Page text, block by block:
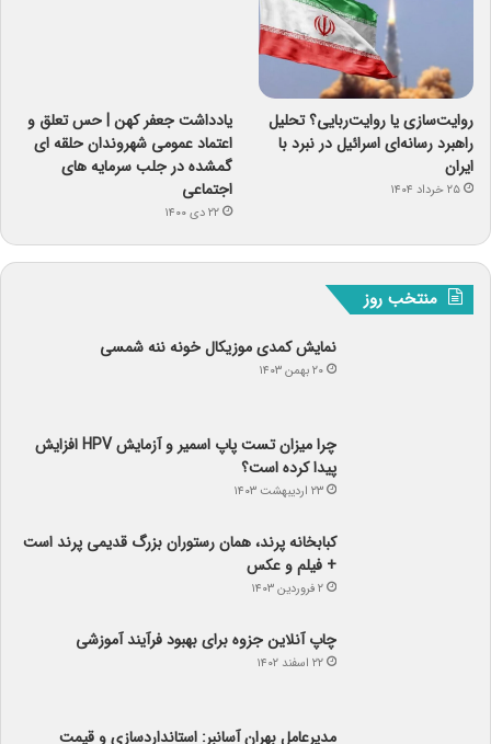
روایت‌سازی یا روایت‌ربایی؟ تحلیل
راهبرد رسانه‌ای اسرائیل در نبرد با
ایران
۲۵ خرداد ۱۴۰۴
یادداشت جعفر کهن | حس تعلق و
اعتماد عمومی شهروندان حلقه ای
گمشده در جلب سرمایه های
اجتماعی
۲۲ دی ۱۴۰۰
منتخب روز
نمایش کمدی موزیکال خونه ننه شمسی
۲۰ بهمن ۱۴۰۳
چرا میزان تست پاپ اسمیر و آزمایش HPV افزایش
پیدا کرده است؟
۲۳ اردیبهشت ۱۴۰۳
کبابخانه پرند، همان رستوران بزرگ قدیمی پرند است
+ فیلم و عکس
۲ فروردین ۱۴۰۳
چاپ آنلاین جزوه برای بهبود فرآیند آموزشی
۲۲ اسفند ۱۴۰۲
مدیرعامل بهران آسانبر: استانداردسازی و قیمت